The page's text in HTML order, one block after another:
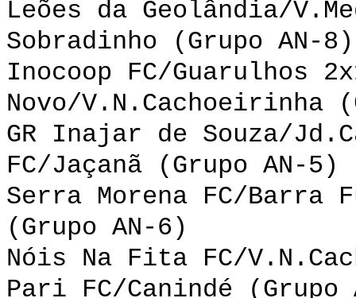
Leões da Geolândia/
Sobradinho (Grupo AN-8)
Inocoop FC/Guarulhos
Novo/V.N.Cachoeirinha
GR Inajar de Souza/
FC/Jaçanã (Grupo AN-5)
Serra Morena FC/Barra
(Grupo AN-6)
Nóis Na Fita FC/
Pari FC/Canindé (Grupo